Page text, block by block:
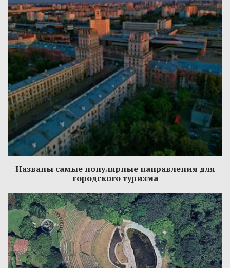
Названы самые популярные направления для
городского туризма